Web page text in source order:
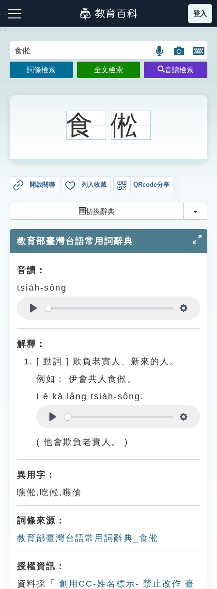
到
主
:::
注音索引圖示 筆畫索引圖示 部首索引表圖示
生字詞彙表
知識索引
遊戲專區
貓頭鷹博士
登入
:::
語
言
搜
圖
片
搜
開
鍵
圖
詞條檢索 全文檢索 音讀檢索
食 倯
開啟關聯 列入收藏 QRcode分享
切換辭典 切換
教育部臺灣台語常用詞辭典
音讀：
tsia̍h-sông
解釋：
[ 動詞 ] 欺負老實人、新來的人。
例如：
伊會共人食倯。
I ē kā lâng tsia̍h-sông.
( 他會欺負老實人。 )
異用字：
噍倯,吃倯,噍傖
詞條來源：
教育部臺灣台語常用詞辭典_食倯
授權資訊：
資料採「
創用CC-姓名標示- 禁止改作 臺